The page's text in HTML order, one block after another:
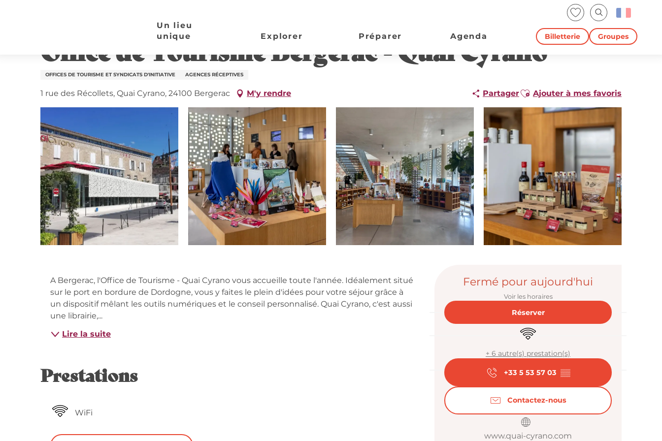
Voir les favoris
Recherche
Billetterie Groupes
Un lieu
unique
Explorer Préparer Agenda
Office de Tourisme Bergerac - Quai Cyrano
OFFICES DE TOURISME ET SYNDICATS D'INITIATIVE AGENCES RÉCEPTIVES
1 rue des Récollets, Quai Cyrano, 24100 Bergerac M'y rendre PartagerAjouter aux favoris
Ajouter à mes favoris
Ouverture
Fermé pour aujourd'hui
Voir les horaires
Réserver
WiFi
+ 6 autre(s) prestation(s)
+33 5 53 57 03 ▒▒
Contactez-nous
www.quai-cyrano.com
Description
A Bergerac, l'Office de Tourisme - Quai Cyrano vous accueille toute l'année. Idéalement situé
sur le port en bordure de Dordogne, vous y faites le plein d'idées pour votre séjour grâce à
un dispositif mêlant les outils numériques et le conseil personnalisé. Quai Cyrano, c'est aussi
une librairie,...
Lire la suite
Prestations
WiFi